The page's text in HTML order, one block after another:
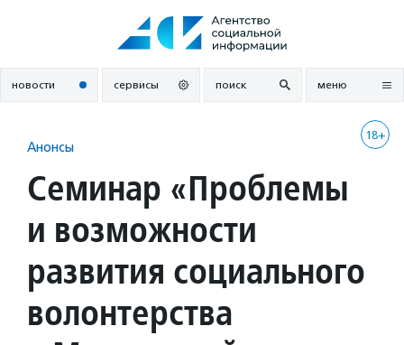
новости сервисы поиск меню
18+
Анонсы
Семинар «Проблемы
и возможности
развития социального
волонтерства